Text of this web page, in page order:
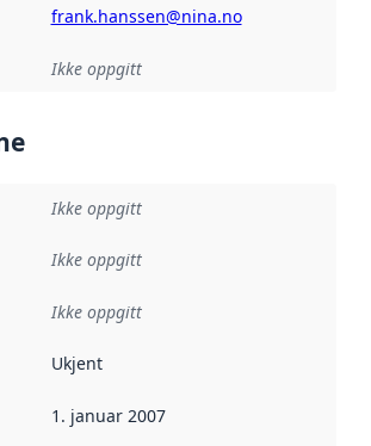
frank.hanssen@nina.no
Ikke oppgitt
Ikke oppgitt
:
Ikke oppgitt
Ikke oppgitt
:
Ukjent
datoen sier når dataene i dette
1. januar 2007